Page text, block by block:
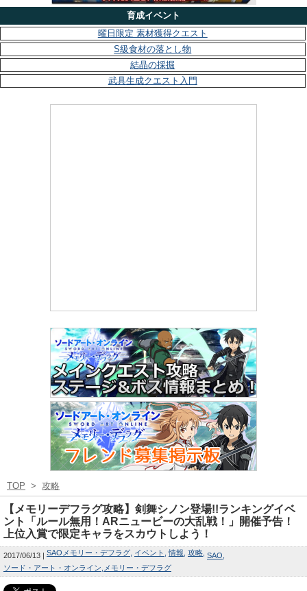
育成イベント
曜日限定 素材獲得クエスト
S級食材の落とし物
結晶の採掘
武具生成クエスト入門
TOP > 攻略
【メモリーデフラグ攻略】剣舞シノン登場!!ランキングイベ
ント「ルール無用！ARニュービーの大乱戦！」開催予告！
上位入賞で限定キャラをスカウトしよう！
2017/06/13 SAOメモリー・デフラグ イベント 情報 攻略 SAO
ソード・アート・オンライン メモリー・デフラグ